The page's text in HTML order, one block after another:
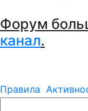
Форум
канал.
Правила